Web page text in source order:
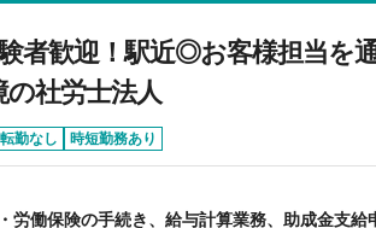
験者歓迎！駅近◎お客様担当を
社労士法人
転勤なし 時短勤務あり
労働保険の手続き、給与計算業務、助成金支給